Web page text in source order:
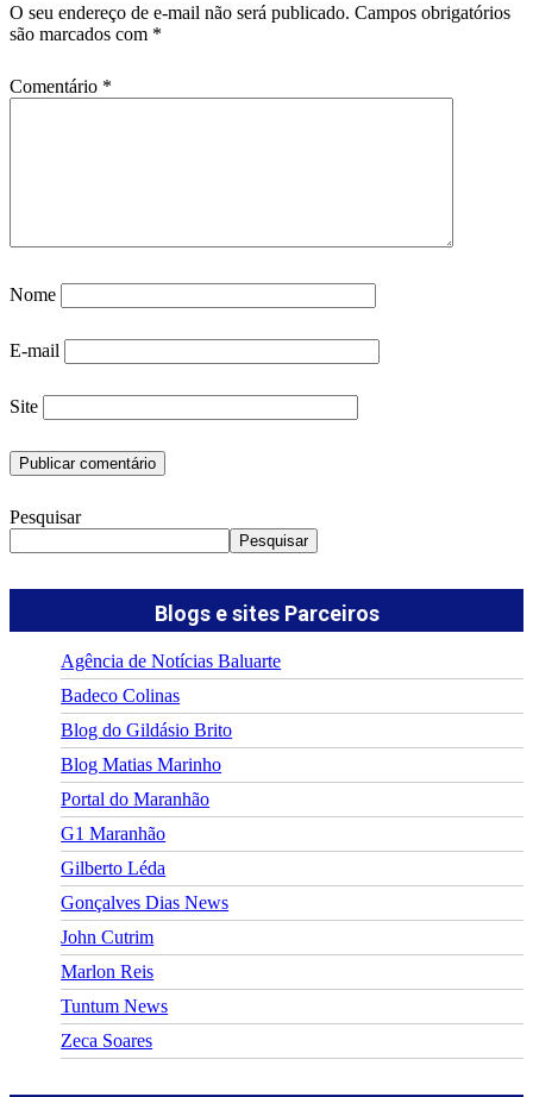
O seu endereço de e-mail não será publicado. Campos obrigatórios
são marcados com *
Comentário *
Nome
E-mail
Site
Pesquisar
Pesquisar
Blogs e sites Parceiros
Agência de Notícias Baluarte
Badeco Colinas
Blog do Gildásio Brito
Blog Matias Marinho
Portal do Maranhão
G1 Maranhão
Gilberto Léda
Gonçalves Dias News
John Cutrim
Marlon Reis
Tuntum News
Zeca Soares